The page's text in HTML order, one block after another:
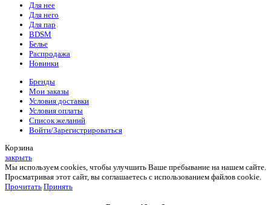
Для нее
Для него
Для пар
BDSM
Белье
Распродажа
Новинки
Бренды
Мои заказы
Условия доставки
Условия оплаты
Список желаний
Войти/Зарегистрироваться
Корзина
закрыть
Мы используем cookies, чтобы улучшить Ваше пребывание на нашем сайте.
Просматривая этот сайт, вы соглашаетесь с использованием файлов cookie.
Прочитать Принять